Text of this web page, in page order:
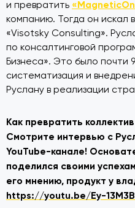
и превратить
компанию. Тогда он искал
«Visotsky Consulting».
по консалтинговой
Бизнеса». Это было почти
систематизация и
Руслану в реализации
Как превратить
Смотрите интервью с
YouTube-канале!
поделился своими
его мнению, продукт у
https://youtu.be/Ey-